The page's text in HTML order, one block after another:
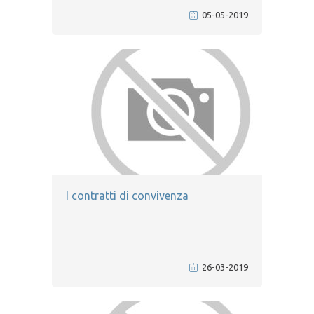
05-05-2019
I contratti di convivenza
26-03-2019